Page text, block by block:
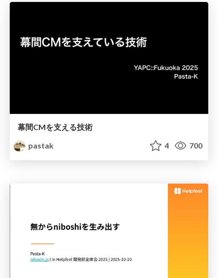
幕間CMを支える技術
pastak
4 700